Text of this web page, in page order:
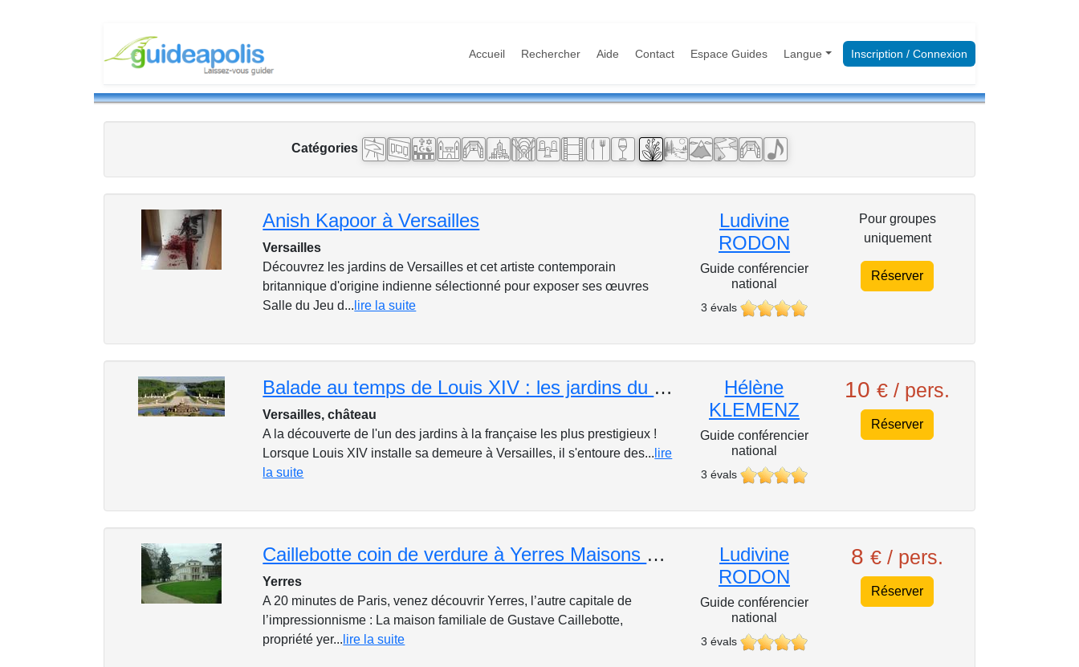
Accueil Rechercher Aide Contact Espace Guides Langue Inscription / Connexion
Catégories
Anish Kapoor à Versailles
Versailles
Découvrez les jardins de Versailles et cet artiste contemporain
britannique d'origine indienne sélectionné pour exposer ses œuvres
Salle du Jeu d... lire la suite
Ludivine
RODON
Guide conférencier
national
3 évals
Pour groupes
uniquement
Réserver
Balade au temps de Louis XIV : les jardins du château de Versailles
Versailles, château
A la découverte de l'un des jardins à la française les plus prestigieux !
Lorsque Louis XIV installe sa demeure à Versailles, il s'entoure des... lire
la suite
Hélène
KLEMENZ
Guide conférencier
national
3 évals
10€ / pers.
Réserver
Caillebotte coin de verdure à Yerres Maisons d'illustres
Yerres
A 20 minutes de Paris, venez découvrir Yerres, l’autre capitale de
l’impressionnisme : La maison familiale de Gustave Caillebotte,
propriété yer... lire la suite
Ludivine
RODON
Guide conférencier
national
3 évals
8€ / pers.
Réserver